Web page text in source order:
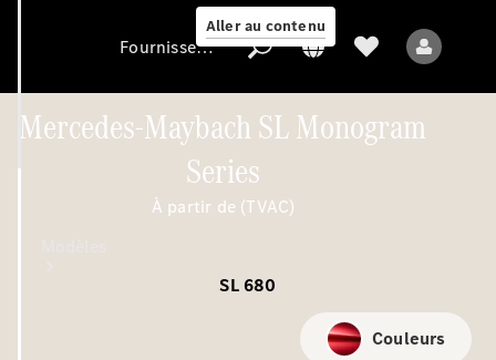
Aller au contenu
Protection des
Fournisseur / Protection des données
Mercedes-Maybach SL Monogram
Series
À partir de (TVAC)
SL 680
Couleurs